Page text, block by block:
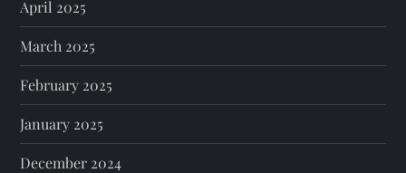
April 2025
March 2025
February 2025
January 2025
December 2024